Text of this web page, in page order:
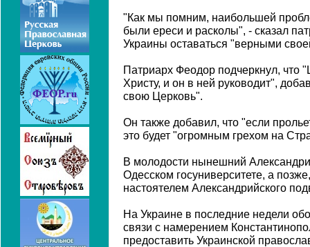
"Как мы помним, наибольшей
были ереси и расколы", - сказал
Украины оставаться "верными
Патриарх Феодор подчеркнул, что
Христу, и он в ней руководит",
свою Церковь".
Он также добавил, что "если
это будет "огромным грехом на
В молодости нынешний
Одесском госуниверситете, а
настоятелем Александрийского
На Украине в последние недели
связи с намерением
предоставить Украинской